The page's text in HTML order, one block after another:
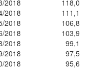
2018 118,0
2018 111,1
2018 106,8
2018 103,9
08/2018 99,1
09/2018 97,5
10/2018 95,6